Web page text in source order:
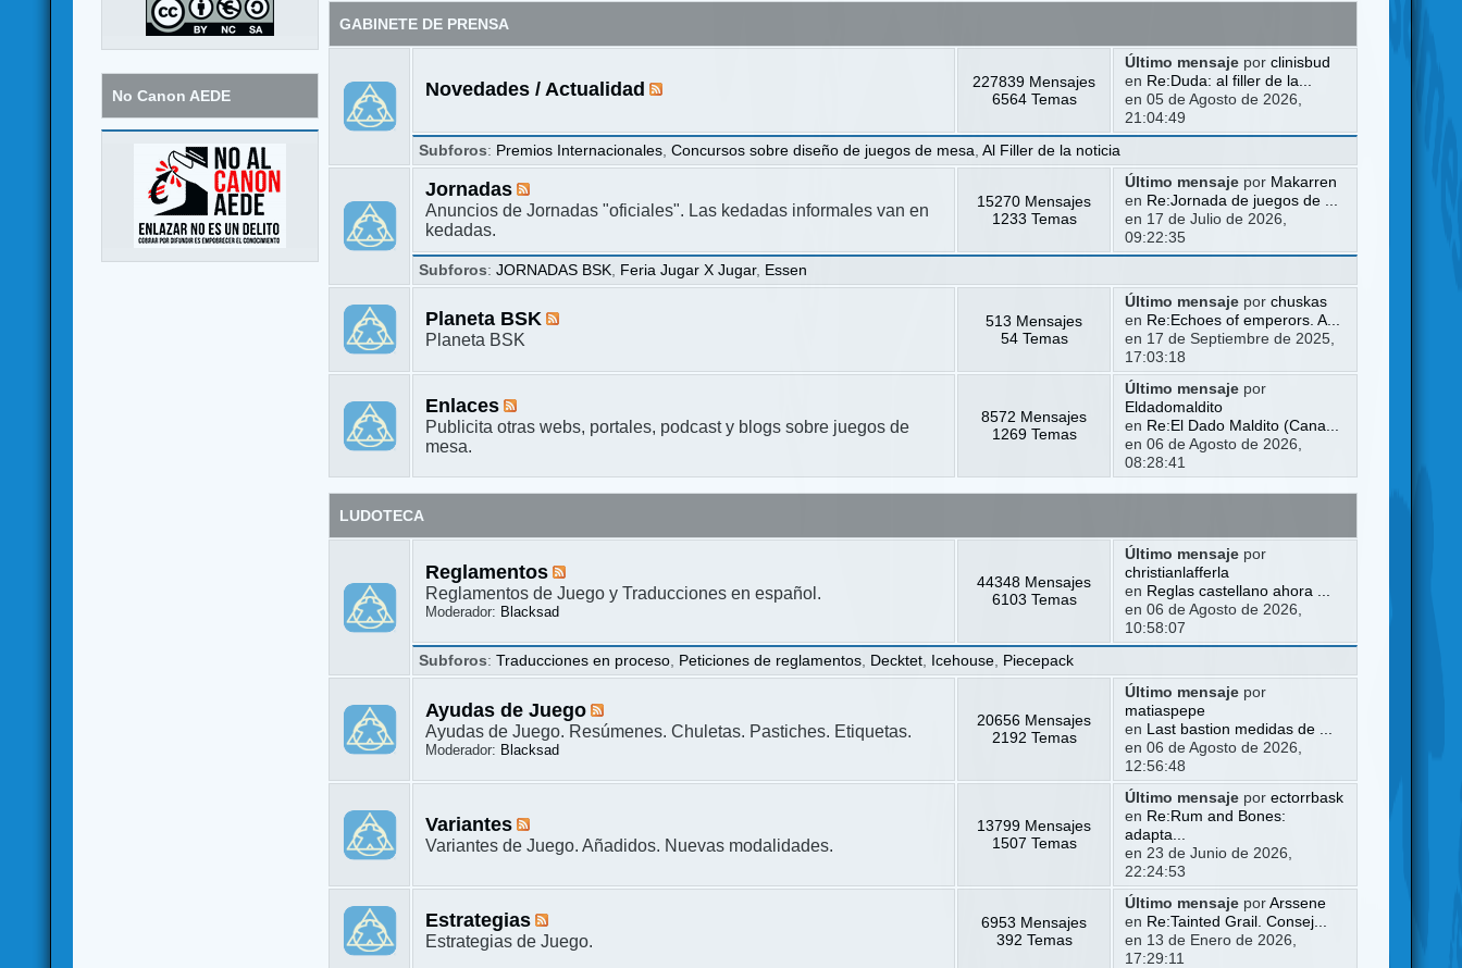
No Canon AEDE
GABINETE DE PRENSA
Novedades / Actualidad
227839 Mensajes
6564 Temas
Último mensajepor clinisbud
en Re:Duda: al filler de la...
en 05 de Agosto de 2026,
21:04:49
Subforos: Premios Internacionales ,Concursos sobre diseño de juegos de mesa ,Al Filler de la noticia
Jornadas
Anuncios de Jornadas "oficiales". Las kedadas informales van en
kedadas.
15270 Mensajes
1233 Temas
Último mensajepor Makarren
en Re:Jornada de juegos de ...
en 17 de Julio de 2026,
09:22:35
Subforos:JORNADAS BSK Feria Jugar X Jugar, Essen
Planeta BSK
Planeta BSK
513 Mensajes
54 Temas
Último mensajepor chuskas
en Re:Echoes of emperors. A...
en 17 de Septiembre de 2025,
17:03:18
Enlaces
Publicita otras webs, portales, podcast y blogs sobre juegos de
mesa.
8572 Mensajes
1269 Temas
Último mensajepor
Eldadomaldito
en Re:El Dado Maldito (Cana...
en 06 de Agosto de 2026,
08:28:41
LUDOTECA
Reglamentos
Reglamentos de Juego y Traducciones en español.
Moderador: Blacksad
44348 Mensajes
6103 Temas
Último mensajepor
christianlafferla
en Reglas castellano ahora ...
en 06 de Agosto de 2026,
10:58:07
Subforos:Traducciones en proceso Peticiones de reglamentos Decktet Icehouse Piecepack
Ayudas de Juego
Ayudas de Juego. Resúmenes. Chuletas. Pastiches. Etiquetas.
Moderador: Blacksad
20656 Mensajes
2192 Temas
Último mensajepor
matiaspepe
en
Last bastion medidas de ...
en 06 de Agosto de 2026,
12:56:48
Variantes
Variantes de Juego. Añadidos. Nuevas modalidades.
13799 Mensajes
1507 Temas
Último mensajepor ectorrbask
en Re:Rum and Bones:
adapta...
en 23 de Junio de 2026,
22:24:53
Estrategias
Estrategias de Juego.
6953 Mensajes
392 Temas
Último mensajepor Arssene
en Re:Tainted Grail. Consej...
en 13 de Enero de 2026,
17:29:11